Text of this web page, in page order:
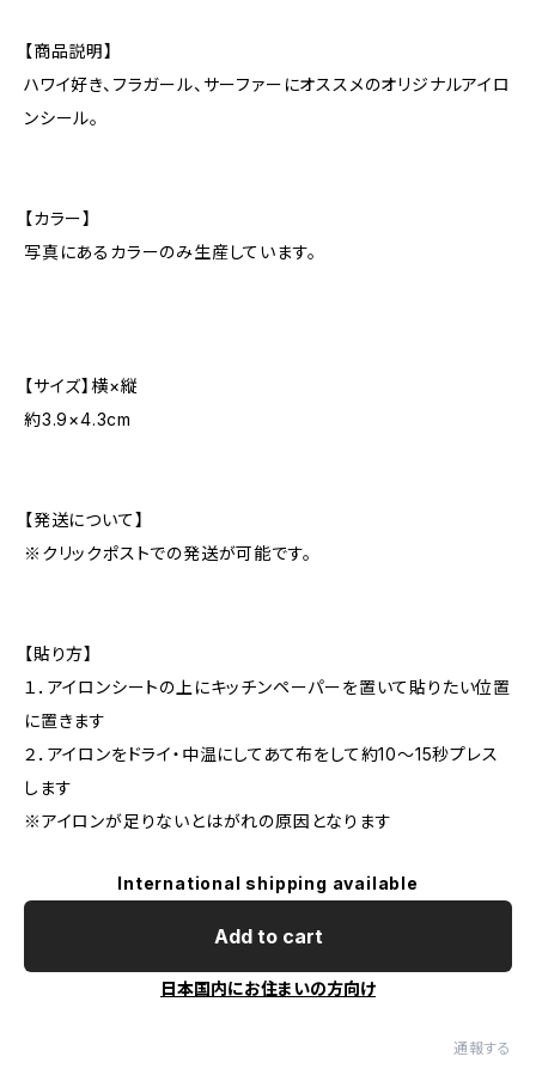
【商品説明】
ハワイ好き、フラガール、サーファーにオススメのオリジナルアイロ
ンシール。
【カラー】
写真にあるカラーのみ生産しています。
【サイズ】横×縦
約3.9×4.3cm
【発送について】
※クリックポストでの発送が可能です。
【貼り方】
１．アイロンシートの上にキッチンペーパーを置いて貼りたい位置
に置きます
２．アイロンをドライ・中温にしてあて布をして約10〜15秒プレス
します
※アイロンが足りないとはがれの原因となります
International shipping available
Add to cart
日本国内にお住まいの方向け
通報する